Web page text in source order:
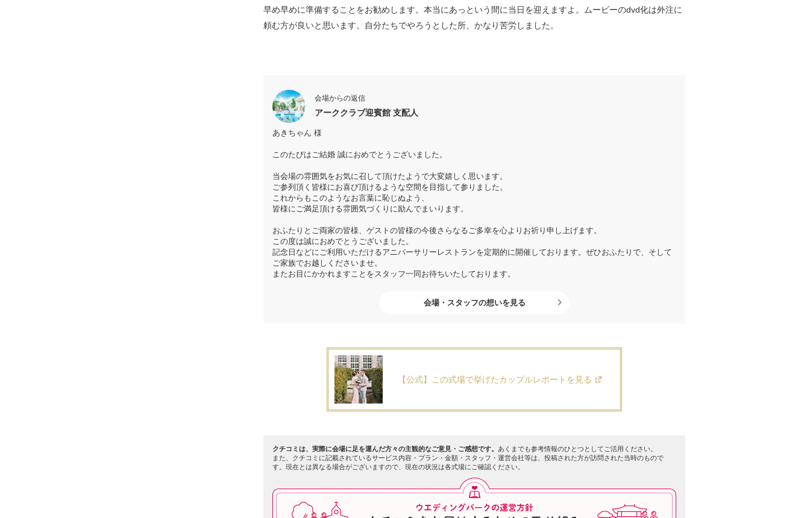
早め早めに準備することをお勧めします。本当にあっという間に当日を迎えますよ。ムービーのdvd化は外注に
頼む方が良いと思います。自分たちでやろうとした所、かなり苦労しました。
会場からの返信
アーククラブ迎賓館 支配人
あきちゃん 様
このたびはご結婚 誠におめでとうございました。
当会場の雰囲気をお気に召して頂けたようで大変嬉しく思います。
ご参列頂く皆様にお喜び頂けるような空間を目指して参りました。
これからもこのようなお言葉に恥じぬよう、
皆様にご満足頂ける雰囲気づくりに励んでまいります。
おふたりとご両家の皆様、ゲストの皆様の今後さらなるご多幸を心よりお祈り申し上げます。
この度は誠におめでとうございました。
記念日などにご利用いただけるアニバーサリーレストランを定期的に開催しております。ぜひおふたりで、そして
ご家族でお越しくださいませ。
またお目にかかれますことをスタッフ一同お待ちいたしております。
会場・スタッフの想いを見る
【公式】この式場で挙げたカップルレポートを見る
クチコミは、実際に会場に足を運んだ方々の主観的なご意見・ご感想です。 あくまでも参考情報のひとつとしてご活用ください。
また、クチコミに記載されているサービス内容・プラン・金額・スタッフ・運営会社等は、投稿された方が訪問された当時のもので
す。現在とは異なる場合がございますので、現在の状況は各式場にご確認ください。